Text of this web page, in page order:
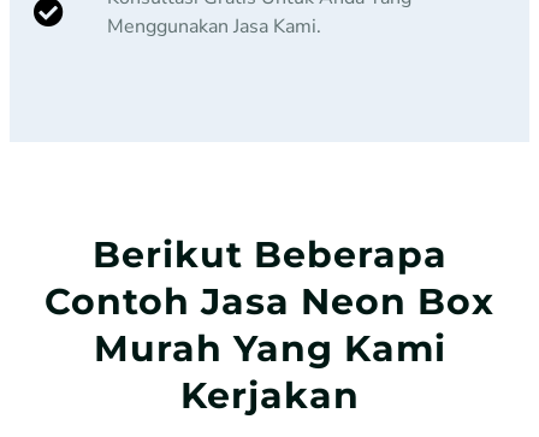
Menggunakan Jasa Kami.
Berikut Beberapa
Contoh Jasa Neon Box
Murah Yang Kami
Kerjakan